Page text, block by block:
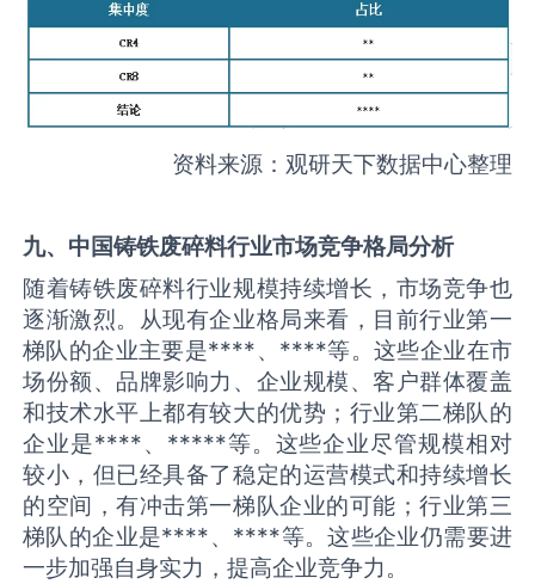
资料来源：观研天下数据中心整理
九、中国铸铁废碎料行业市场竞争格局分析
随着铸铁废碎料行业规模持续增长，市场竞争也
逐渐激烈。从现有企业格局来看，目前行业第一
梯队的企业主要是****、****等。这些企业在市
场份额、品牌影响力、企业规模、客户群体覆盖
和技术水平上都有较大的优势；行业第二梯队的
企业是****、*****等。这些企业尽管规模相对
较小，但已经具备了稳定的运营模式和持续增长
的空间，有冲击第一梯队企业的可能；行业第三
梯队的企业是****、****等。这些企业仍需要进
一步加强自身实力，提高企业竞争力。